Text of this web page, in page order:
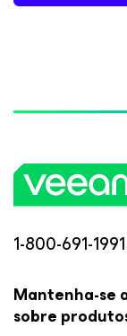
1-800-691-1991
Mantenha-se
sobre